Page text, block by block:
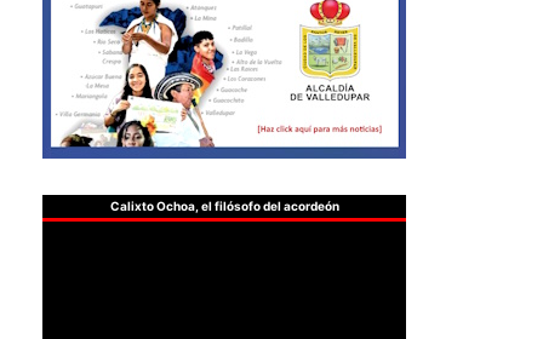
Calixto Ochoa, el filósofo del acordeón